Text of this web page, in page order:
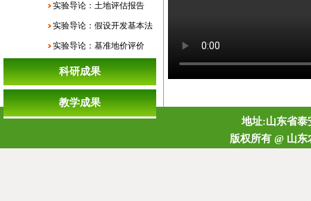
实验导论：土地评估报告
实验导论：假设开发基本法
实验导论：基准地价评价
科研成果
教学成果
地址:山东省泰
版权所有 @ 山